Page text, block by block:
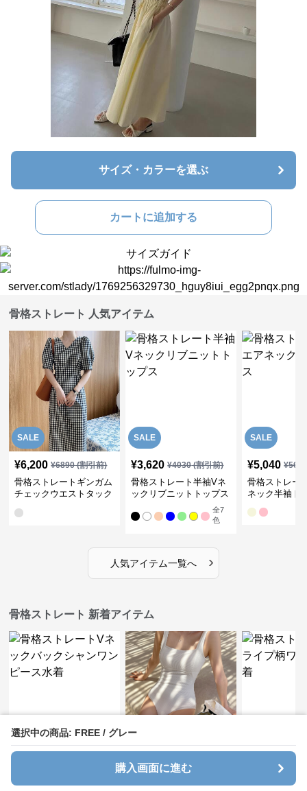
選択中の商品: FREE / グレー
購入画面に進む
サイズ・カラーを選ぶ
カートに追加する
骨格ストレート 人気アイテム
SALE
¥6,200 ¥6890(割引前)
骨格ストレートギンガム
チェックウエストタック
SALE
¥3,620 ¥4030(割引前)
骨格ストレート半袖Vネ
ックリブニットトップス
全7
色
SALE
¥5,040 ¥
骨格ストレー
ネック半袖ト
人気アイテム一覧へ ›
骨格ストレート 新着アイテム
¥5,220 (税込) 5,570
骨格ストレー